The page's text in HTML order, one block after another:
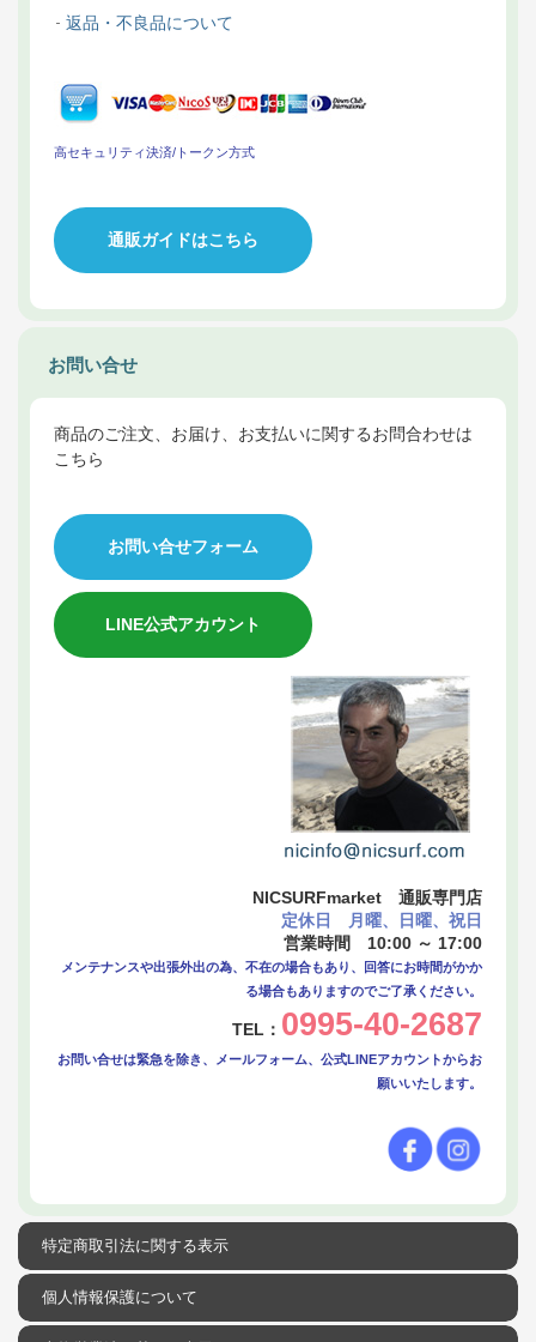
返品・不良品について
高セキュリティ決済/トークン方式
通販ガイドはこちら
お問い合せ
商品のご注文、お届け、お支払いに関するお問合わせは
こちら
お問い合せフォーム
LINE公式アカウント
NICSURFmarket 通販専門店
定休日 月曜、日曜、祝日
営業時間 10:00 ～ 17:00
メンテナンスや出張外出の為、不在の場合もあり、回答にお時間がかか
る場合もありますのでご了承ください。
TEL： 0995-40-2687
お問い合せは緊急を除き、メールフォーム、公式LINEアカウントからお
願いいたします。
特定商取引法に関する表示
個人情報保護について